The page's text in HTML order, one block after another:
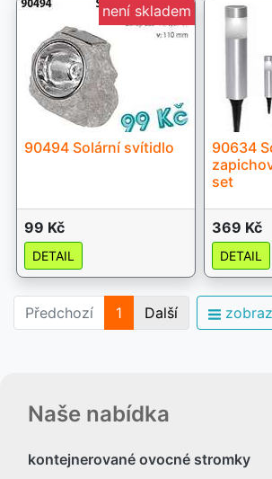
Naše nabídka
kontejnerované ovocné stromky
není skladem
90494 Solární svítidlo
99 Kč
DETAIL
90634
set
369 Kč
DETAIL
Předchozí 1 Další